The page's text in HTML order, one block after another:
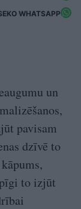
WHATSAPP
un
pavisam
dzīvē to
to izjūt